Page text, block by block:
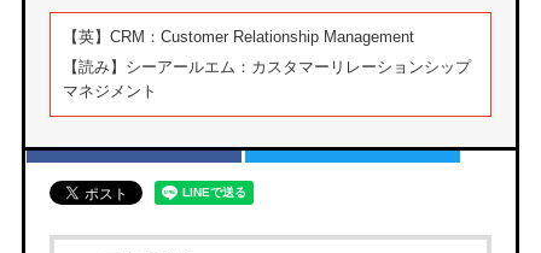
プライバシーポリシー
お問い合わせ
サイトマップ
Facebook Twitter
【英】 CRM：Customer Relationship Management
【読み】 シーアールエム：カスタマーリレーションシップ
マネジメント